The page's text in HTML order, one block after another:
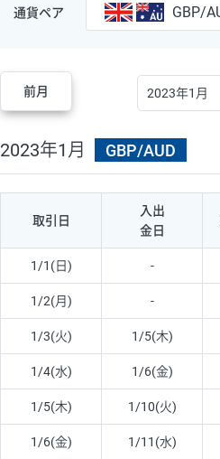
通貨ペア GBP/
前月
2023年1月 GBP/AUD
取引日
入出
金日
1/1(日) -
1/2(月) -
1/3(火) 1/5(木)
1/4(水) 1/6(金)
1/5(木) 1/10(火)
1/6(金) 1/11(水)